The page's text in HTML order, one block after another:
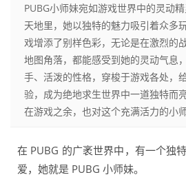
PUBG小师妹宛如游戏世界中的灵动
天地里，她以独特的魅力吸引着众多
戏增添了别样色彩，无论是在激烈的
地图角落，都能感受到她的灵动气息
手、活泼的性格，穿梭于游戏各处，
验，成为绝地求生世界中一道独特而
在游戏之余，也对这个充满活力的小
在 PUBG 的广袤世界中，有一个独
爱，她就是 PUBG 小师妹。